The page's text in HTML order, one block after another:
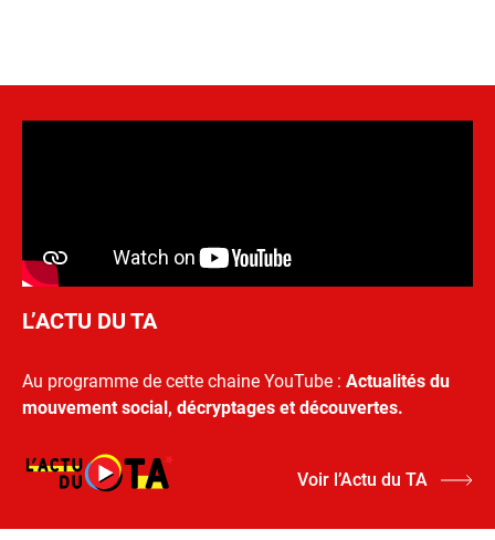
L’ACTU DU TA
Au programme de cette chaine YouTube : Actualités du
mouvement social, décryptages et découvertes.
Voir l’Actu du TA